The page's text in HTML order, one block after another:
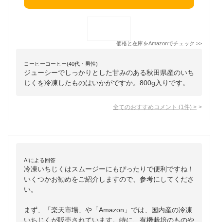
価格と在庫をAmazonでチェック >>
コーヒーコーヒー(40代・男性)
ジューシーでしっかりとした甘みのある秋田県産のいち
じくを冷凍したものはいかがですか。800g入りです。
全てのおすすめコメント (1 件) >
AIによる回答
冷凍いちじくはスムージーにもぴったりで便利ですね！
いくつかお勧めをご紹介しますので、参考にしてくださ
い。
まず、「楽天市場」や「Amazon」では、国内産の冷凍
いちじくが販売されています。特に、有機栽培のものや